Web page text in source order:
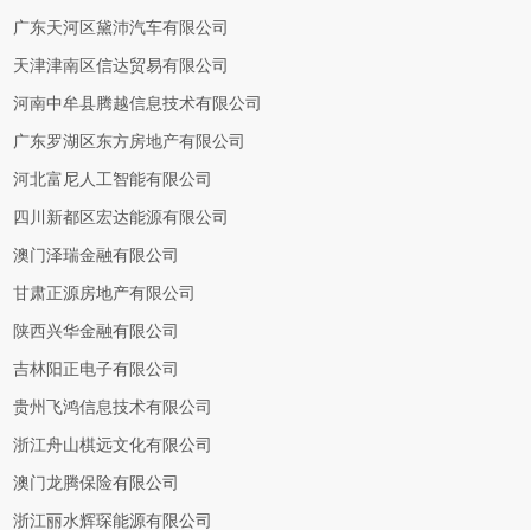
广东天河区黛沛汽车有限公司
天津津南区信达贸易有限公司
河南中牟县腾越信息技术有限公司
广东罗湖区东方房地产有限公司
河北富尼人工智能有限公司
四川新都区宏达能源有限公司
澳门泽瑞金融有限公司
甘肃正源房地产有限公司
陕西兴华金融有限公司
吉林阳正电子有限公司
贵州飞鸿信息技术有限公司
浙江舟山棋远文化有限公司
澳门龙腾保险有限公司
浙江丽水辉琛能源有限公司